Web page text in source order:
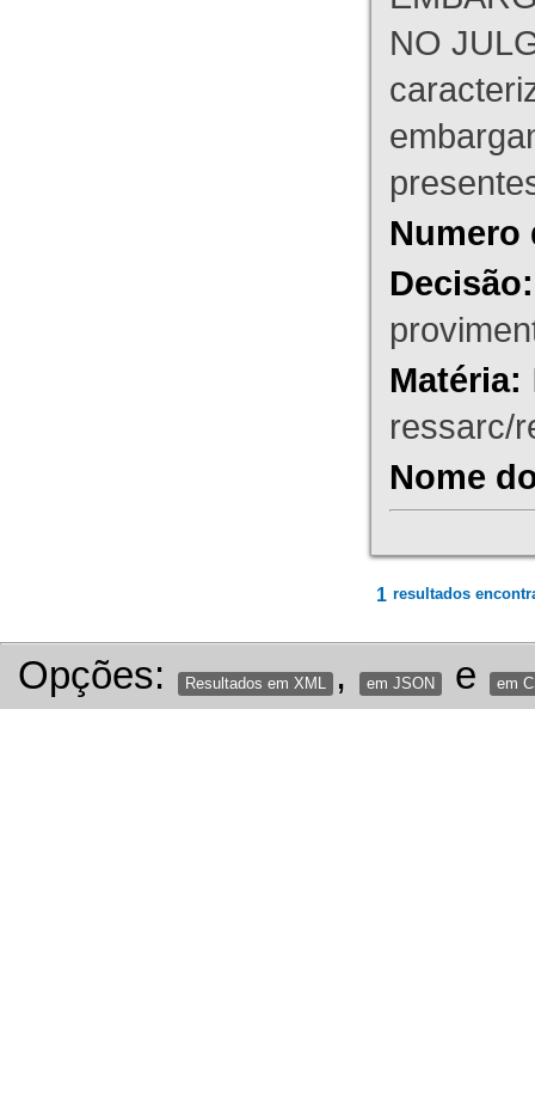
NO
Numero
Decisão:
Matéria:
ressarc/
Nome
1 resultados
Opções: Resultados em XML , em JSON e em